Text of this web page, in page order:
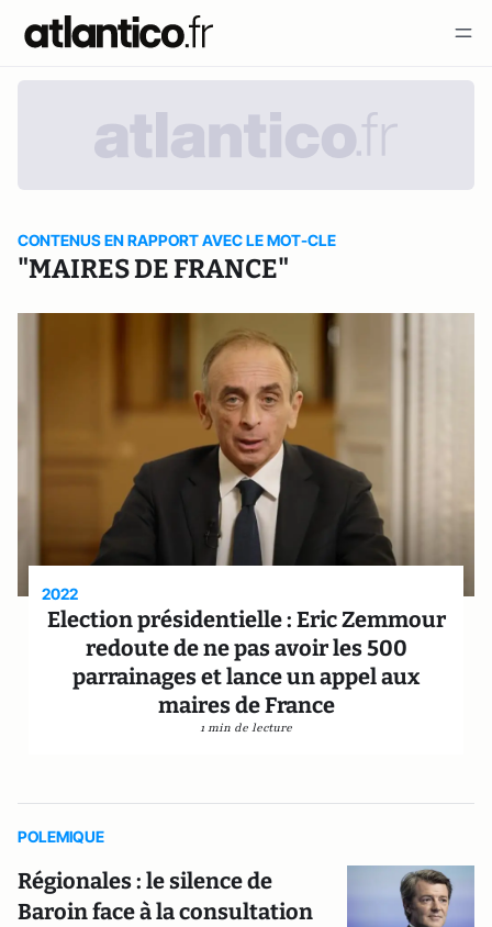
CONTENUS EN RAPPORT AVEC LE MOT-CLE
"MAIRES DE FRANCE"
2022
Election présidentielle : Eric Zemmour
redoute de ne pas avoir les 500
parrainages et lance un appel aux
maires de France
1 min de lecture
POLEMIQUE
Régionales : le silence de
Baroin face à la consultation